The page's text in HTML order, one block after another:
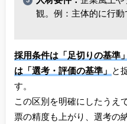
観。例：主体的に行
採用条件は「足切りの基準
は「選考・評価の基準」
と
す。
この区別を明確にしたうえ
票の精度も上がり、選考の